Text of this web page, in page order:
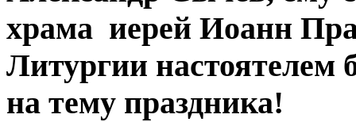
храма иерей Иоанн
Литургии настоятелем
на тему праздника!